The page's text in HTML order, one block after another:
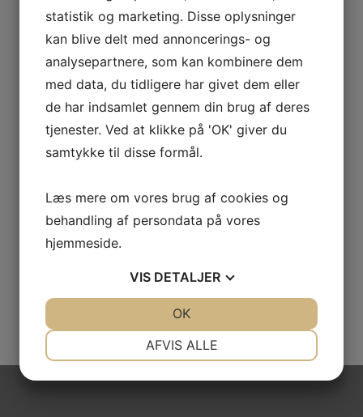
Telefon *
E-mail *
statistik og marketing. Disse oplysninger
kan blive delt med annoncerings- og
analysepartnere, som kan kombinere dem
med data, du tidligere har givet dem eller
de har indsamlet gennem din brug af deres
tjenester. Ved at klikke på 'OK' giver du
samtykke til disse formål.
Læs mere om vores brug af cookies og
behandling af persondata på vores
hjemmeside.
VIS DETALJER
AFVIS ALLE
OK